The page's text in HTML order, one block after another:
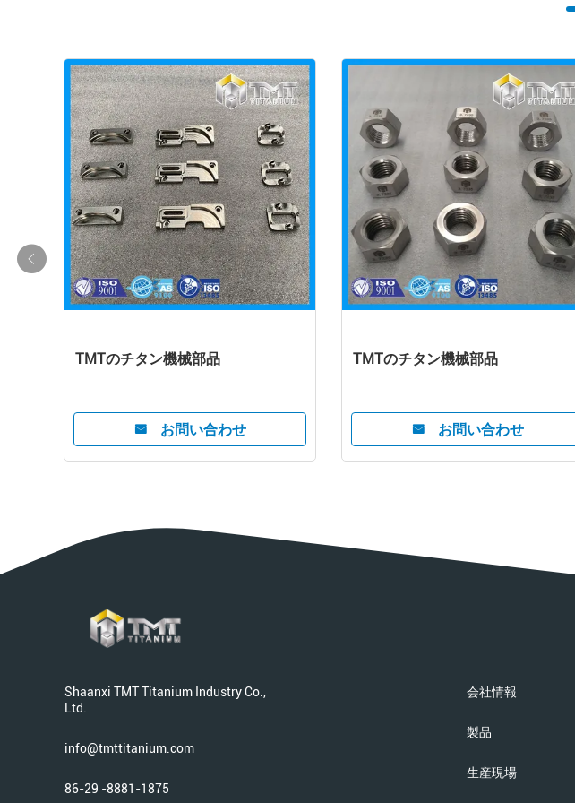
TMTのチタン機械部品
お問い合わせ
TMTのチタン機械部品
お問い合わせ
Shaanxi TMT Titanium Industry Co.,
Ltd.
info@tmttitanium.com
86-29 -8881-1875
会社情報
製品
生産現場